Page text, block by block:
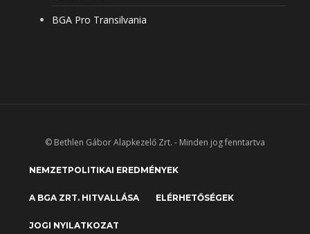
BGA Pro Transilvania
© Bethlen Gábor Alapkezelő Zrt. - Minden jog fenntartva
NEMZETPOLITIKAI EREDMÉNYEK
A BGA ZRT. HITVALLÁSA ELÉRHETŐSÉGEK
JOGI NYILATKOZAT